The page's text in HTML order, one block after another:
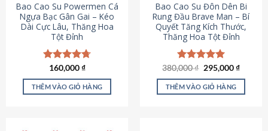
chọn
trên
trang
sản
phẩm
Bao Cao Su Powermen Cá
Ngựa Bạc Gân Gai – Kéo
Dài Cực Lâu, Thăng Hoa
Tột Đỉnh
Được xếp
hạng4.73
5 sao
160,000₫
THÊM VÀO GIỎ HÀNG
Bao Cao Su Đôn Dên Bi
Rung Đầu Brave Man – Bí
Quyết Tăng Kích Thước,
Thăng Hoa Tột Đỉnh
Được xếp
hạng5.00
5 sao
380,000₫ Giá
là:
380,000 ₫.
295,000₫Giá
tại
THÊM VÀO GIỎ HÀNG